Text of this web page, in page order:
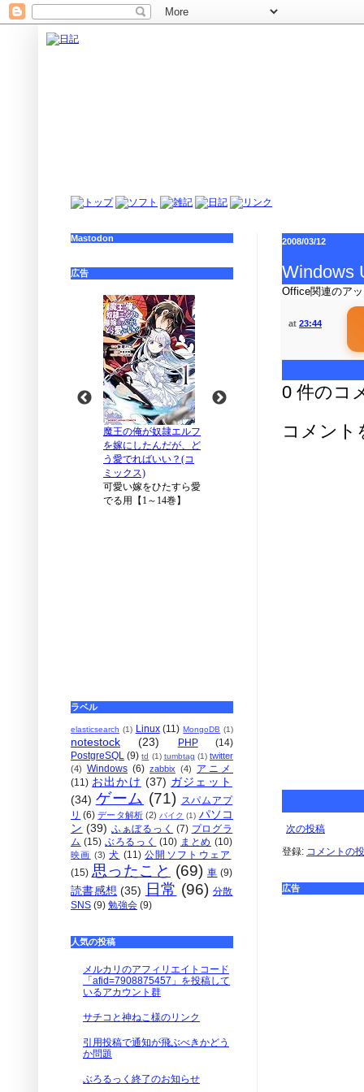
2008/03/12
Windows
Office関連のア
at 23:44
0 件のコ
コメント
次の投稿
登録: コメントの
広告
Mastodon
広告
ラベル
elasticsearch (1) Linux (11) MongoDB (1)
notestock (23) PHP
(14)
PostgreSQL (9) td (1) tumbtag (1) twitter
(4) Windows (6) zabbix (4)
アニメ
(11) お出かけ (37) ガジェット
(34) ゲーム (71) スパムアプ
リ (6) データ解析 (2) バイク (1) パソコ
ン (39) ふぁぼるっく (7) プログラ
ム (15) ぶろるっく (10) まとめ (10)
映画 (3) 犬 (11) 公開ソフトウェア
(15) 思ったこと (69) 車 (9)
読書感想 (35) 日常 (96) 分散
SNS (9) 勉強会 (9)
人気の投稿
メルカリのアフィリエイトコード
「afid=7908875457」を投稿して
いるアカウント群
サチコと神ねこ様のリンク
引用投稿で通知が飛ぶべきかどう
か問題
ぶろるっく終了のお知らせ